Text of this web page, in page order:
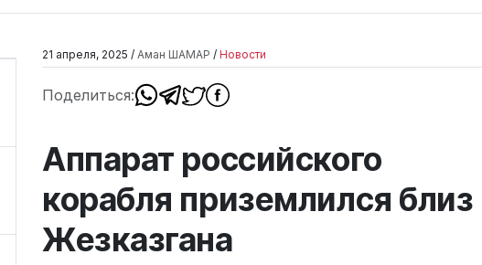
21 апреля, 2025 / Аман ШАМАР / Новости
Поделиться:
Аппарат российского
корабля приземлился близ
Жезказгана